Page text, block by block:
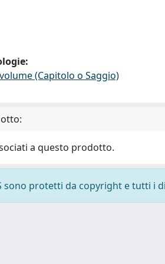
(Capitolo o Saggio)
a questo prodotto.
sono protetti da copyright e tutti i